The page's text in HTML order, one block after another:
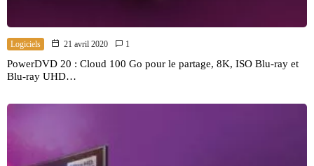
Logiciels 21 avril 2020 1
PowerDVD 20 : Cloud 100 Go pour le partage, 8K, ISO Blu-ray et
Blu-ray UHD…